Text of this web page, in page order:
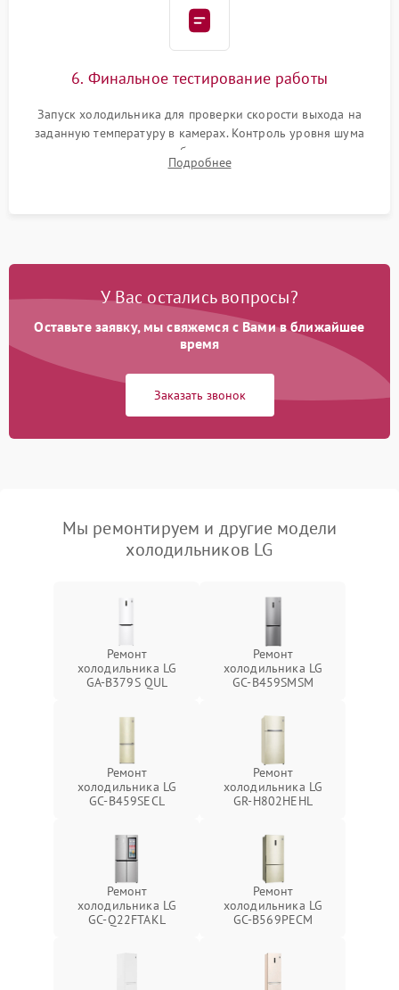
6. Финальное тестирование работы
Запуск холодильника для проверки скорости выхода на
заданную температуру в камерах. Контроль уровня шума
компрессора, отсутствия обмерзания стенок и корректного
срабатывания системы автоматической оттайки.
Подробнее
У Вас остались вопросы?
Оставьте заявку, мы свяжемся с Вами в ближайшее
время
Заказать звонок
Мы ремонтируем и другие модели
холодильников LG
Ремонт
холодильника LG
GA-B379S QUL
Ремонт
холодильника LG
GC-B459SMSM
Ремонт
холодильника LG
GC-B459SECL
Ремонт
холодильника LG
GR-H802HEHL
Ремонт
холодильника LG
GC-Q22FTAKL
Ремонт
холодильника LG
GC-B569PECM